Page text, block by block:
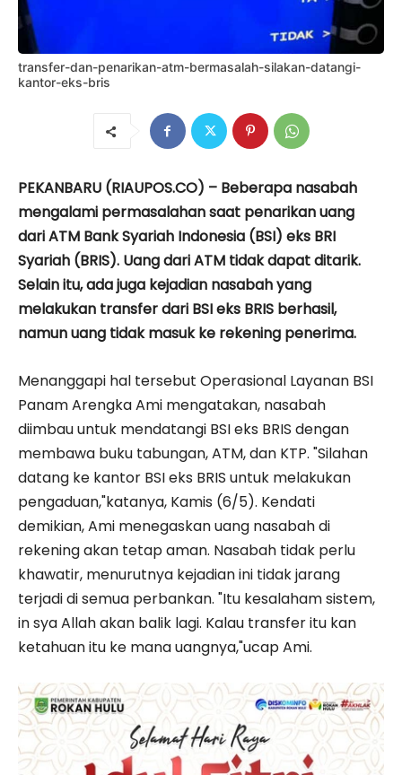
transfer-dan-penarikan-atm-bermasalah-silakan-datangi-
kantor-eks-bris
PEKANBARU (RIAUPOS.CO) – Beberapa nasabah
mengalami permasalahan saat penarikan uang
dari ATM Bank Syariah Indonesia (BSI) eks BRI
Syariah (BRIS). Uang dari ATM tidak dapat ditarik.
Selain itu, ada juga kejadian nasabah yang
melakukan transfer dari BSI eks BRIS berhasil,
namun uang tidak masuk ke rekening penerima.
Menanggapi hal tersebut Operasional Layanan BSI
Panam Arengka Ami mengatakan, nasabah
diimbau untuk mendatangi BSI eks BRIS dengan
membawa buku tabungan, ATM, dan KTP. "Silahan
datang ke kantor BSI eks BRIS untuk melakukan
pengaduan,"katanya, Kamis (6/5). Kendati
demikian, Ami menegaskan uang nasabah di
rekening akan tetap aman. Nasabah tidak perlu
khawatir, menurutnya kejadian ini tidak jarang
terjadi di semua perbankan. "Itu kesalaham sistem,
in sya Allah akan balik lagi. Kalau transfer itu kan
ketahuan itu ke mana uangnya,"ucap Ami.